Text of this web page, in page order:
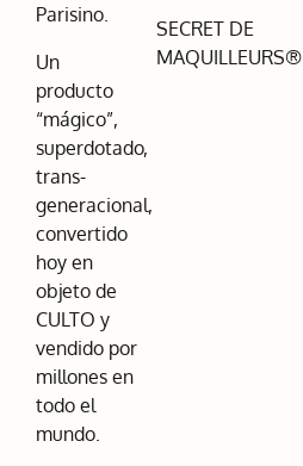
Parisino.
Un
producto
“mágico”,
superdotado,
trans-
generacional,
convertido
hoy en
objeto de
CULTO y
vendido por
millones en
todo el
mundo.
SECRET DE
MAQUILLEURS®